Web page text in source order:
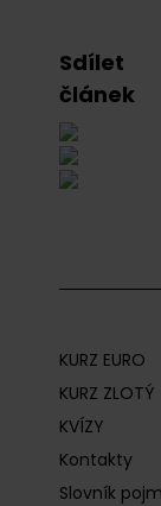
Sdílet
článek
KURZ EURO
KURZ ZLOTÝ
KVÍZY
Kontakty
Slovník